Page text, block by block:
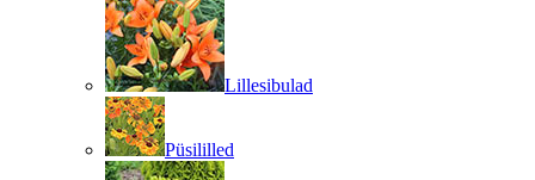
Lillesibulad
Püsililled